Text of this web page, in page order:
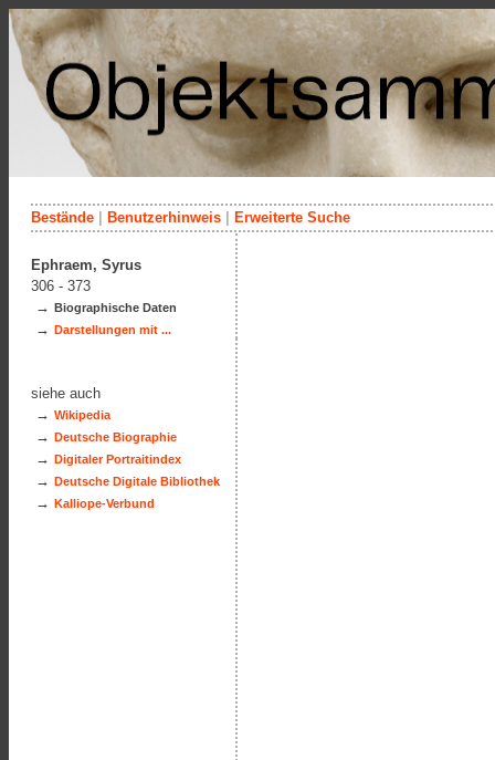
Bestände Benutzerhinweis Erweiterte Suche
Ephraem, Syrus
306 - 373
→ Biographische Daten
→ Darstellungen mit ...
siehe auch
→ Wikipedia
→ Deutsche Biographie
→ Digitaler Portraitindex
→ Deutsche Digitale Bibliothek
→ Kalliope-Verbund